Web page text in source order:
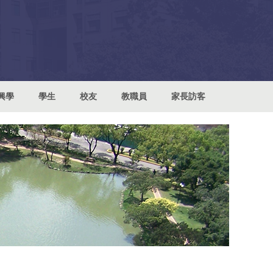
學 學生 校友 教職員 家長訪客